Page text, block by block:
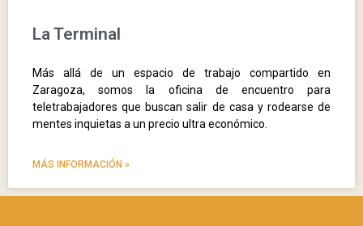
La Terminal
Más allá de un espacio de trabajo compartido en
Zaragoza, somos la oficina de encuentro para
teletrabajadores que buscan salir de casa y rodearse de
mentes inquietas a un precio ultra económico.
MÁS INFORMACIÓN »